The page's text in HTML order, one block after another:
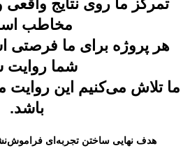
تمرکز ما روی نتایج
مخاطب
هر پروژه برای ما فرصتی
شما روایت
ما تلاش می‌کنیم این
باشد.
هدف نهایی ساختن تجربه‌ای